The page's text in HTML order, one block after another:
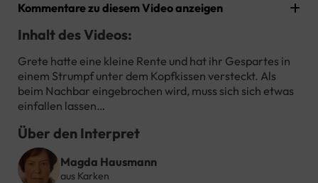
Kommentare zu diesem Video anzeigen
Inhalt des Videos:
Grete hatte eine kleine Rente und hat ihr Gespartes in
einem Strumpf unter dem Kopfkissen versteckt. Als
beim Nachbar eingebrochen wird, muss sich sich etwas
einfallen lassen…
Über den Interpret
Magda Hausmann
aus Karken